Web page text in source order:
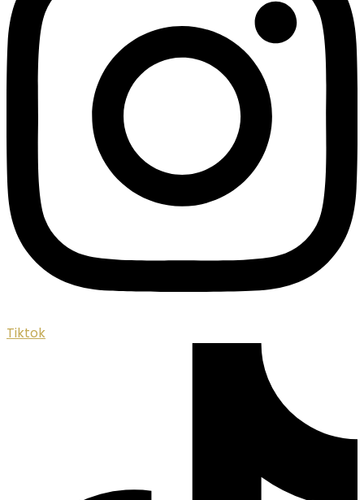
Tiktok